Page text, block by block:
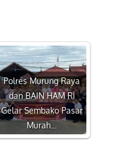
Polres Murung Raya
dan BAIN HAM RI
Gelar Sembako Pasar
Murah…